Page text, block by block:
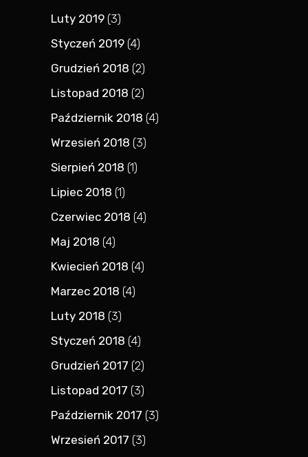
Luty 2019 (3)
Styczeń 2019 (4)
Grudzień 2018 (2)
Listopad 2018 (2)
Październik 2018 (4)
Wrzesień 2018 (3)
Sierpień 2018 (1)
Lipiec 2018 (1)
Czerwiec 2018 (4)
Maj 2018 (4)
Kwiecień 2018 (4)
Marzec 2018 (4)
Luty 2018 (3)
Styczeń 2018 (4)
Grudzień 2017 (2)
Listopad 2017 (3)
Październik 2017 (3)
Wrzesień 2017 (3)